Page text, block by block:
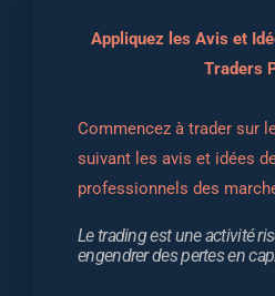
Appliquez les Avis et
Traders
Commencez à trader sur
suivant les avis et idées
professionnels des
Le trading est une activité
engendrer des pertes en